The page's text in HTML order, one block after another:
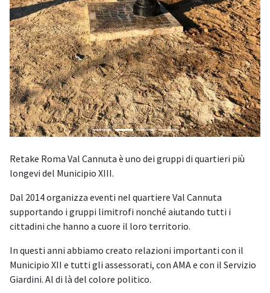
Retake Roma Val Cannuta è uno dei gruppi di quartieri più
longevi del Municipio XIII.
Dal 2014 organizza eventi nel quartiere Val Cannuta
supportando i gruppi limitrofi nonché aiutando tutti i
cittadini che hanno a cuore il loro territorio.
In questi anni abbiamo creato relazioni importanti con il
Municipio XII e tutti gli assessorati, con AMA e con il Servizio
Giardini. Al di là del colore politico.